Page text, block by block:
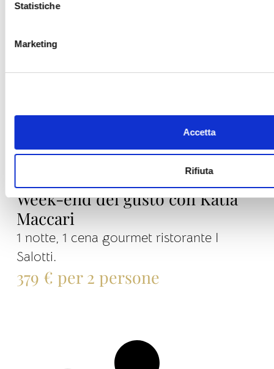
Statistiche
Marketing
Accetta
Rifiuta
Week-end del gusto con Katia
Maccari
1 notte, 1 cena gourmet ristorante I
Salotti.
379 € per 2 persone